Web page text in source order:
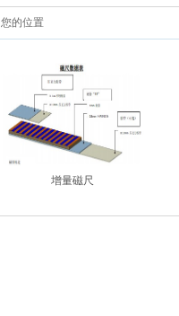
您的位置
增量磁尺